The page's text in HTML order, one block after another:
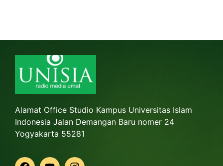
Alamat Office Studio Kampus Universitas Islam
Indonesia Jalan Demangan Baru nomer 24
Yogyakarta 55281